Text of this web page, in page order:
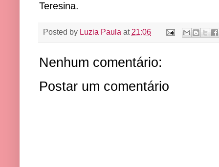
Teresina.
Posted by Luzia Paula at 21:06
Nenhum comentário:
Postar um comentário